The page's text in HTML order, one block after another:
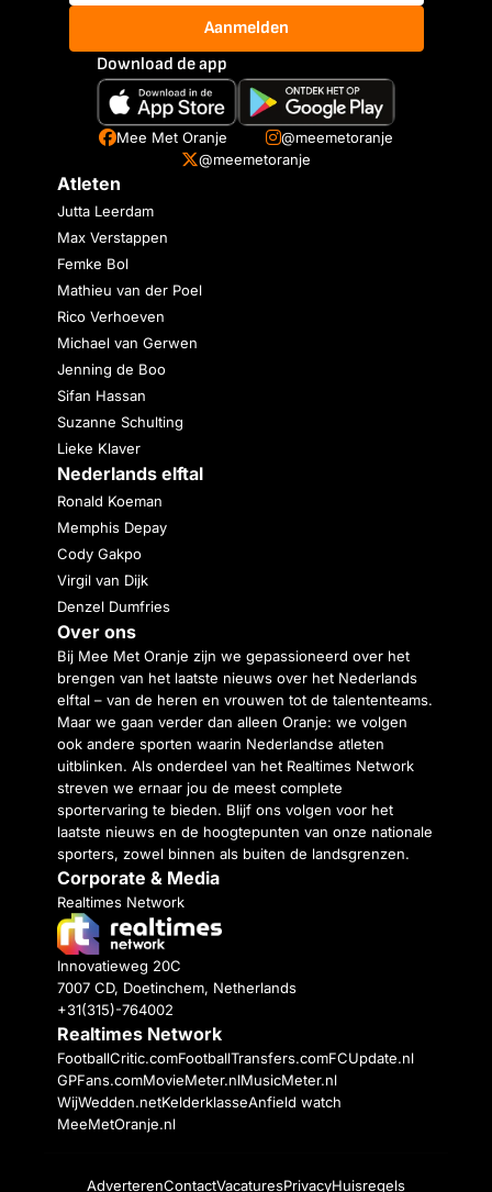
Aanmelden
Download de app
Mee Met Oranje
@meemetoranje
@meemetoranje
Atleten
Jutta Leerdam
Max Verstappen
Femke Bol
Mathieu van der Poel
Rico Verhoeven
Michael van Gerwen
Jenning de Boo
Sifan Hassan
Suzanne Schulting
Lieke Klaver
Nederlands elftal
Ronald Koeman
Memphis Depay
Cody Gakpo
Virgil van Dijk
Denzel Dumfries
Over ons
Bij Mee Met Oranje zijn we gepassioneerd over het
brengen van het laatste nieuws over het Nederlands
elftal – van de heren en vrouwen tot de talententeams.
Maar we gaan verder dan alleen Oranje: we volgen
ook andere sporten waarin Nederlandse atleten
uitblinken. Als onderdeel van het Realtimes Network
streven we ernaar jou de meest complete
sportervaring te bieden. Blijf ons volgen voor het
laatste nieuws en de hoogtepunten van onze nationale
sporters, zowel binnen als buiten de landsgrenzen.
Corporate & Media
Realtimes Network
Innovatieweg 20C
7007 CD, Doetinchem, Netherlands
+31(315)-764002
Realtimes Network
FootballCritic.comFootballTransfers.comFCUpdate.nl
GPFans.comMovieMeter.nlMusicMeter.nl
WijWedden.netKelderklasseAnfield watch
MeeMetOranje.nl
AdverterenContactVacaturesPrivacyHuisregels